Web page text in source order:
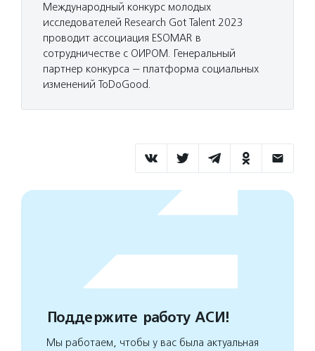
Международный конкурс молодых
исследователей Research Got Talent 2023
проводит ассоциация ESOMAR в
сотрудничестве с ОИРОМ. Генеральный
партнер конкурса — платформа социальных
изменений ToDoGood.
Поддержите работу АСИ!
Мы работаем, чтобы у вас была актуальная